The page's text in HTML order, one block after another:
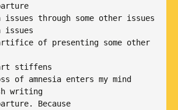
through some other issues
issues
of presenting some other
stiffens
of amnesia enters my mind
writing
Because